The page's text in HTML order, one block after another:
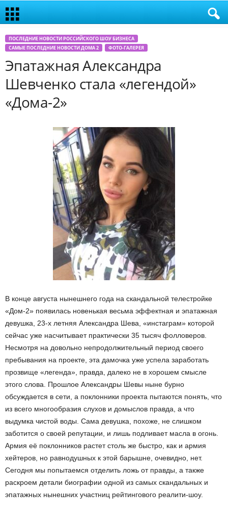
ПОСЛЕДНИЕ НОВОСТИ РОССИЙСКОГО ШОУ БИЗНЕСА
САМЫЕ ПОСЛЕДНИЕ НОВОСТИ ДОМА 2
ФОТО-ГАЛЕРЕЯ
Эпатажная Александра
Шевченко стала «легендой»
«Дома-2»
В конце августа нынешнего года на скандальной телестройке
«Дом-2» появилась новенькая весьма эффектная и эпатажная
девушка, 23-х летняя Александра Шева, «инстаграм» которой
сейчас уже насчитывает практически 35 тысяч фолловеров.
Несмотря на довольно непродолжительный период своего
пребывания на проекте, эта дамочка уже успела заработать
прозвище «легенда», правда, далеко не в хорошем смысле
этого слова. Прошлое Александры Шевы ныне бурно
обсуждается в сети, а поклонники проекта пытаются понять, что
из всего многообразия слухов и домыслов правда, а что
выдумка чистой воды. Сама девушка, похоже, не слишком
заботится о своей репутации, и лишь подливает масла в огонь.
Армия её поклонников растет столь же быстро, как и армия
хейтеров, но равнодушных к этой барышне, очевидно, нет.
Сегодня мы попытаемся отделить ложь от правды, а также
раскроем детали биографии одной из самых скандальных и
эпатажных нынешних участниц рейтингового реалити-шоу.